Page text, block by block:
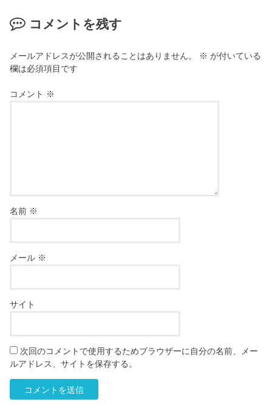
コメントを残す
メールアドレスが公開されることはありません。 ※ が付いている
欄は必須項目です
コメント ※
名前 ※
メール ※
サイト
次回のコメントで使用するためブラウザーに自分の名前、メー
ルアドレス、サイトを保存する。